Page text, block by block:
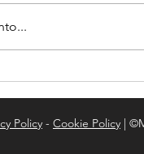
Policy - Cookie Policy |